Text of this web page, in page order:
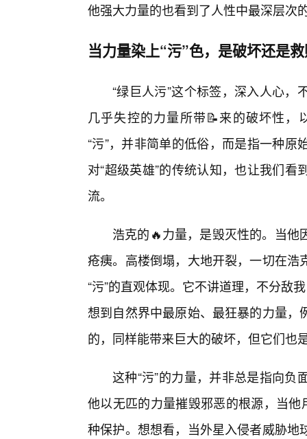
他强大力量的也看到了人性中最深层次
当力量染上“污”色，是破坏还是
“绿巨人污”这个标签，深入人心
几乎失控的力量所带📝来的破坏性
“污”，并非简单的低俗，而是指一种
对“超级英雄”的传统认知，也让我们
流。
浩克的🔥力量，是毁灭性的。当
疮痍。高楼倒塌，大地开裂，一切在
“污”的直观体现。它不讲道理，不分敌
想到自然界中最原始、最狂暴的力量
的，同样能带来巨大的破坏，但它们也
这种“污”的力量，并非总是指向
他以无匹的力量摧毁邪恶的根源，当
种保护。想想看，当外星入侵者威胁